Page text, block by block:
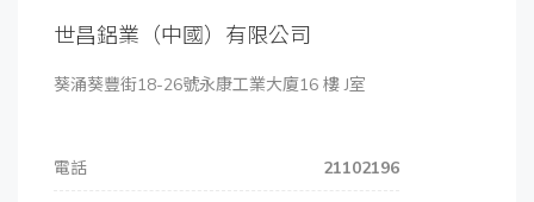
世昌鋁業（中國）有限公司
葵涌葵豐街18-26號永康工業大廈16 樓 J室
電話
21102196